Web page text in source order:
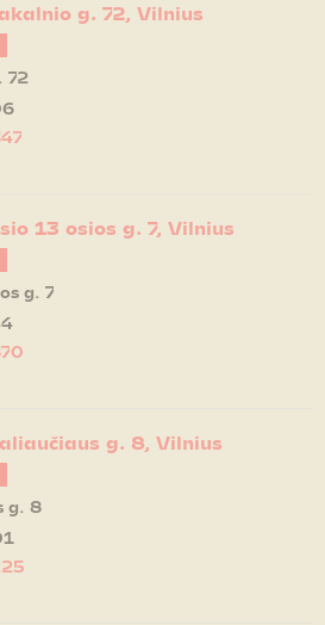
g. 72, Vilnius
72
13 osios g. 7, Vilnius
g. 7
g. 8, Vilnius
g. 8